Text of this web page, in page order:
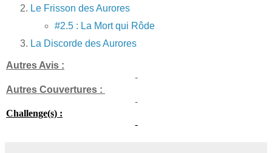
Le Frisson des Aurores
#2.5 : La Mort qui Rôde
La Discorde des Aurores
Autres Avis :
-
Autres Couvertures :
-
Challenge(s) :
-